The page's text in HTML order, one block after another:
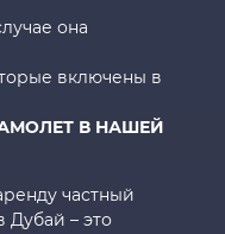
она
включены в
В НАШЕЙ
частный
Дубай – это